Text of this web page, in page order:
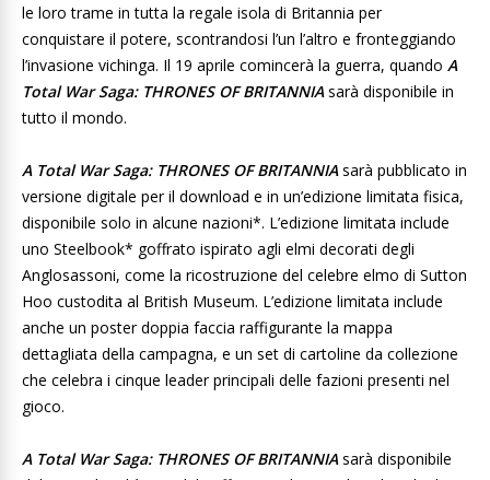
le loro trame in tutta la regale isola di Britannia per
conquistare il potere, scontrandosi l’un l’altro e fronteggiando
l’invasione vichinga. Il 19 aprile comincerà la guerra, quando A
Total War Saga: THRONES OF BRITANNIAsarà disponibile in
tutto il mondo.
A Total War Saga: THRONES OF BRITANNIAsarà pubblicato in
versione digitale per il download e in un’edizione limitata fisica,
disponibile solo in alcune nazioni*. L’edizione limitata include
uno Steelbook* goffrato ispirato agli elmi decorati degli
Anglosassoni, come la ricostruzione del celebre elmo di Sutton
Hoo custodita al British Museum. L’edizione limitata include
anche un poster doppia faccia raffigurante la mappa
dettagliata della campagna, e un set di cartoline da collezione
che celebra i cinque leader principali delle fazioni presenti nel
gioco.
A Total War Saga: THRONES OF BRITANNIAsarà disponibile